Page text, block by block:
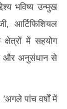
भविष्य उन्मुख
आर्टिफिशियल
में सहयोग
और अनुसंधान से
पांच वर्षों में